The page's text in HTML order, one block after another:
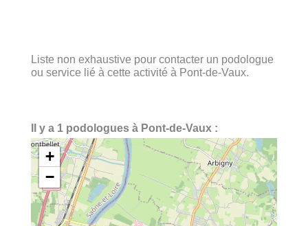
Liste non exhaustive pour contacter un podologue
ou service lié à cette activité à Pont-de-Vaux.
Il y a 1 podologues à Pont-de-Vaux :
+
−